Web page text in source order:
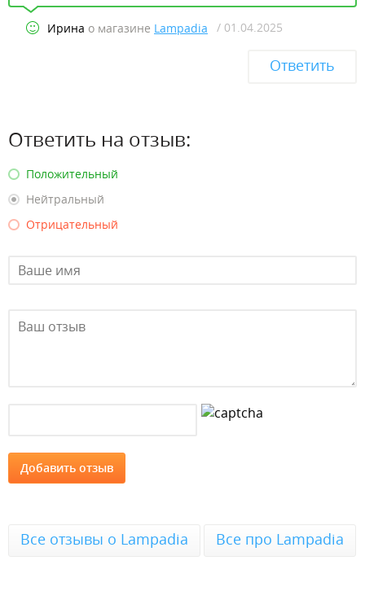
Ирина о магазине Lampadia / 01.04.2025
Ответить
Ответить на отзыв:
Положительный
Нейтральный
Отрицательный
Все отзывы о Lampadia Все про Lampadia